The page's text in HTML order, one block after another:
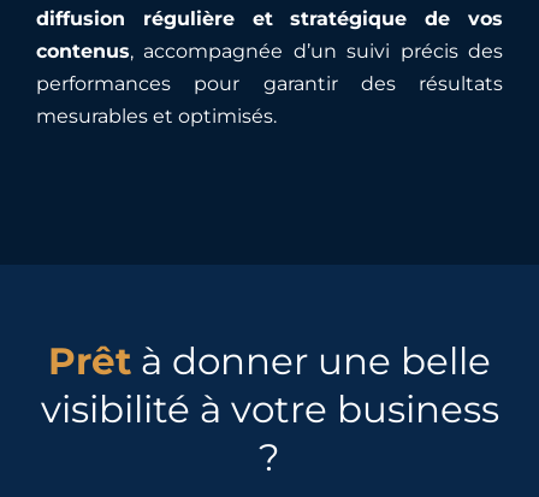
diffusion régulière et stratégique de vos
contenus, accompagnée d’un suivi précis des
performances pour garantir des résultats
mesurables et optimisés.
Prêt à donner une belle
visibilité à votre business
?